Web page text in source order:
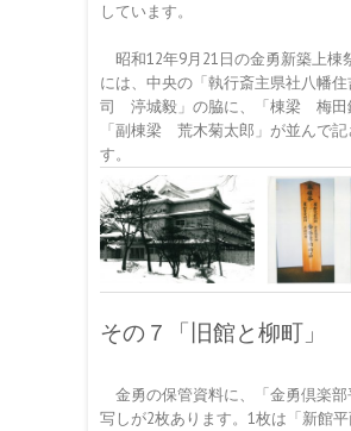
しています。
昭和12年9月21日の金勇新築上棟
には、中央の「執行斎主県社八幡
司 渟城毅」の脇に、「棟梁 梅田
「副棟梁 荒木菊太郎」が並んで記
す。
その７「旧館と柳町」
金勇の保管資料に、「金勇倶楽部
写しが2枚あります。1枚は「新館平